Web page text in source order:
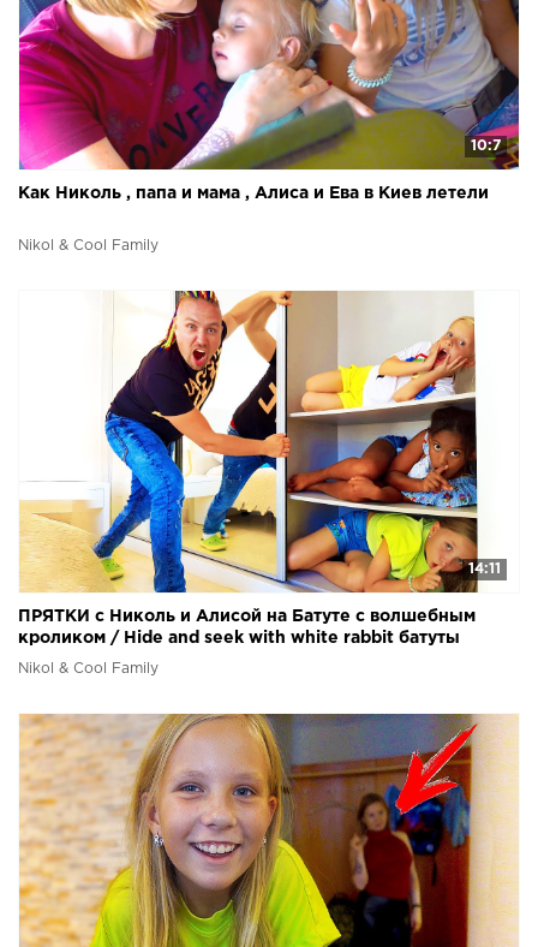
10:7
Как Николь , папа и мама , Алиса и Ева в Киев летели
Nikol & Cool Family
14:11
ПРЯТКИ с Николь и Алисой на Батуте с волшебным
кроликом / Hide and seek with white rabbit батуты
Nikol & Cool Family